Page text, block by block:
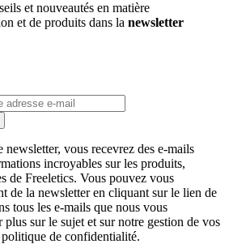
et nouveautés en matière
et de produits dans la newsletter
newsletter, vous recevrez des e-mails
incroyables sur les produits,
de Freeletics. Vous pouvez vous
de la newsletter en cliquant sur le lien de
tous les e-mails que nous vous
sur le sujet et sur notre gestion de vos
de confidentialité.